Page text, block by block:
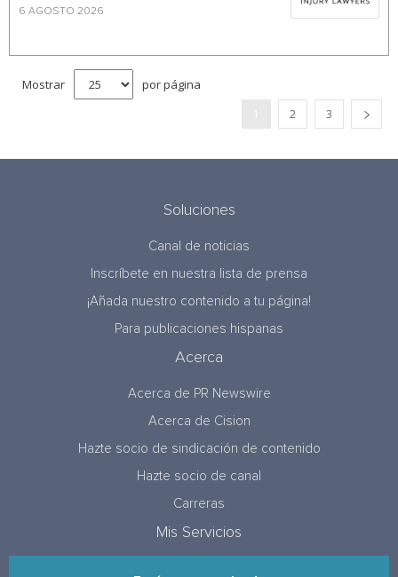
6 AGOSTO 2026
Mostrar por página
2 3
Soluciones
Canal de noticias
Inscríbete en nuestra lista de prensa
¡Añada nuestro contenido a tu página!
Para publicaciones hispanas
Acerca
Acerca de PR Newswire
Acerca de Cision
Hazte socio de sindicación de contenido
Hazte socio de canal
Carreras
Mis Servicios